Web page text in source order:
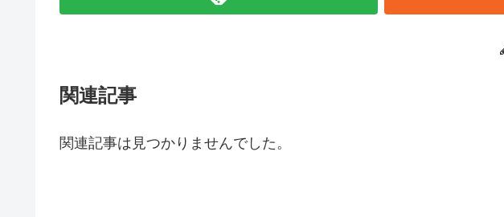
関連記事
関連記事は見つかりませんでした。